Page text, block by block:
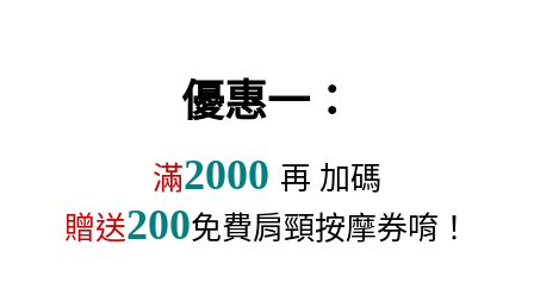
優惠一：
滿2000 再 加碼
贈送200免費肩頸按摩券唷！